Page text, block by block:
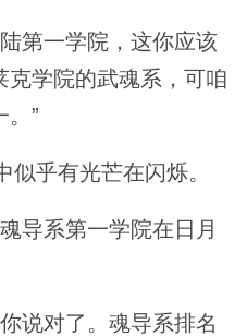
第一学院，这你应该
克学院的武魂系，可咱
。”
乎有光芒在闪烁。
导系第一学院在日月
说对了。魂导系排名